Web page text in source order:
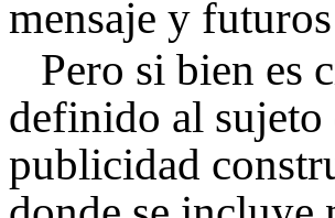
mensaje y
Pero si bien es
definido al sujeto
publicidad